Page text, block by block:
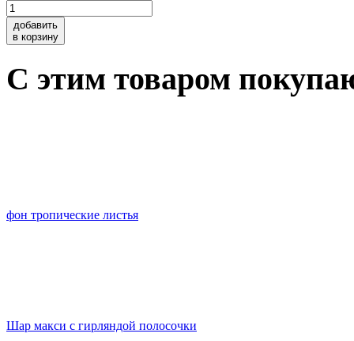
добавить
в корзину
C этим товаром
фон тропические листья
Шар макси с гирляндой полосочки